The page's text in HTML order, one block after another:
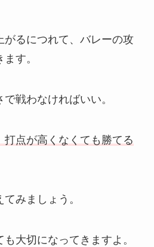
がるにつれて、バレーの攻
す。
戦わなければいい。
点が高くなくても勝てる
みましょう。
大切になってきますよ。